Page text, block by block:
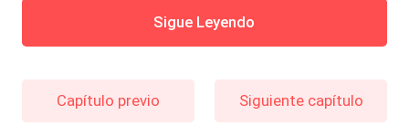
Sigue Leyendo
Capítulo previo Siguiente capítulo